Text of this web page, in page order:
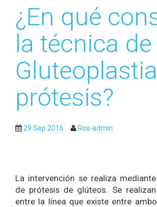
¿En qué
la técnica de
prótesis?
29 Sep 2016 Ros-admin
La intervención se realiza
de prótesis de glúteos. Se
entre la línea que existe entre